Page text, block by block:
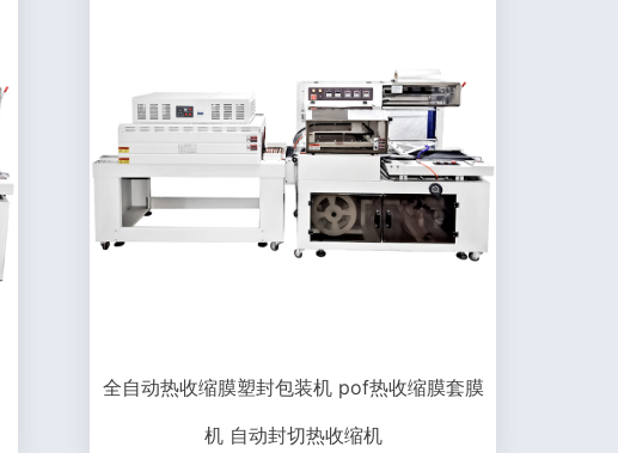
全自动热收缩膜塑封包装机 pof热收缩膜套膜
机 自动封切热收缩机